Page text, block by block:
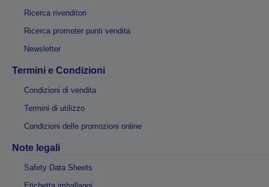
Ricerca rivenditori
Ricerca promoter punti vendita
Newsletter
Termini e Condizioni
Condizioni di vendita
Termini di utilizzo
Condizioni delle promozioni online
Note legali
Safety Data Sheets